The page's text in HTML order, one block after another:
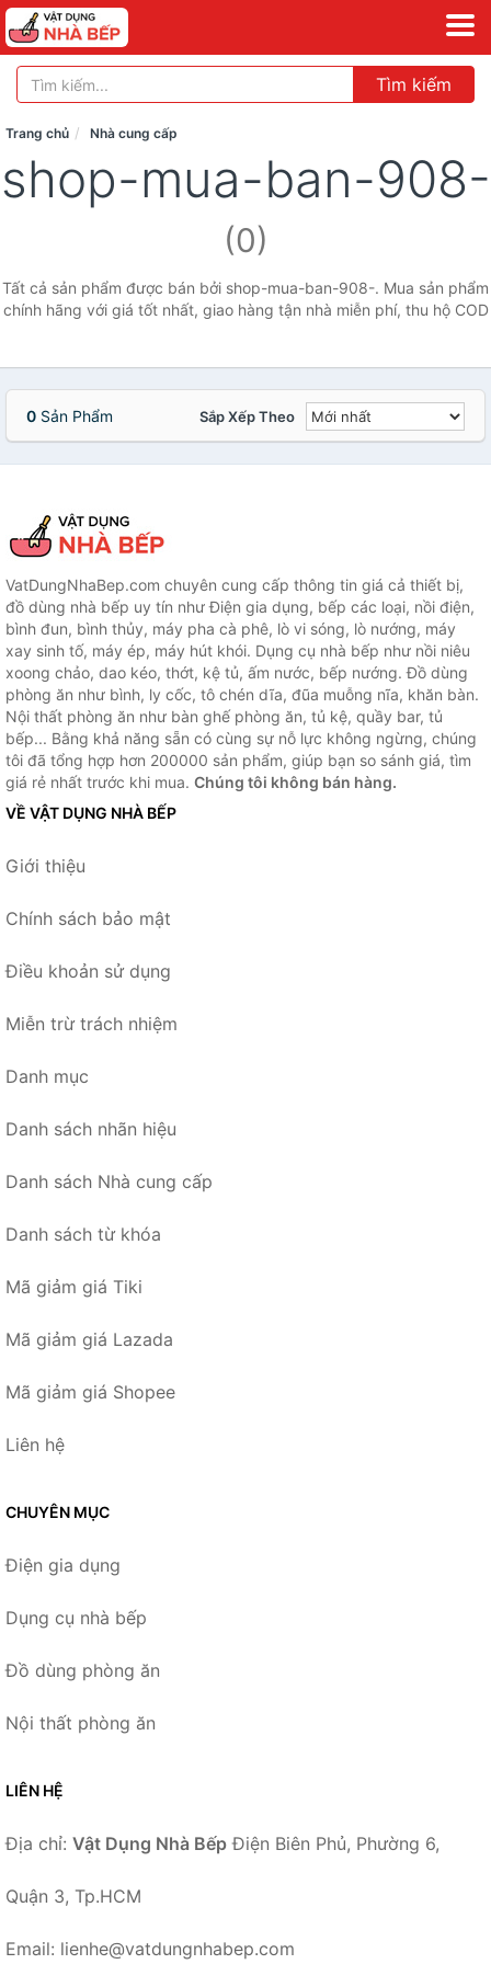
Tìm kiếm
Trang chủ Nhà cung cấp
shop-mua-ban-908-
(0)
Tất cả sản phẩm được bán bởi shop-mua-ban-908-. Mua sản phẩm
chính hãng với giá tốt nhất, giao hàng tận nhà miễn phí, thu hộ COD
0 Sản Phẩm Sắp Xếp Theo
VatDungNhaBep.com chuyên cung cấp thông tin giá cả thiết bị,
đồ dùng nhà bếp uy tín như Điện gia dụng, bếp các loại, nồi điện,
bình đun, bình thủy, máy pha cà phê, lò vi sóng, lò nướng, máy
xay sinh tố, máy ép, máy hút khói. Dụng cụ nhà bếp như nồi niêu
xoong chảo, dao kéo, thớt, kệ tủ, ấm nước, bếp nướng. Đồ dùng
phòng ăn như bình, ly cốc, tô chén dĩa, đũa muỗng nĩa, khăn bàn.
Nội thất phòng ăn như bàn ghế phòng ăn, tủ kệ, quầy bar, tủ
bếp... Bằng khả năng sẵn có cùng sự nỗ lực không ngừng, chúng
tôi đã tổng hợp hơn 200000 sản phẩm, giúp bạn so sánh giá, tìm
giá rẻ nhất trước khi mua. Chúng tôi không bán hàng.
VỀ VẬT DỤNG NHÀ BẾP
Giới thiệu
Chính sách bảo mật
Điều khoản sử dụng
Miễn trừ trách nhiệm
Danh mục
Danh sách nhãn hiệu
Danh sách Nhà cung cấp
Danh sách từ khóa
Mã giảm giá Tiki
Mã giảm giá Lazada
Mã giảm giá Shopee
Liên hệ
CHUYÊN MỤC
Điện gia dụng
Dụng cụ nhà bếp
Đồ dùng phòng ăn
Nội thất phòng ăn
LIÊN HỆ
Địa chỉ: Vật Dụng Nhà Bếp Điện Biên Phủ, Phường 6,
Quận 3, Tp.HCM
Email: lienhe@vatdungnhabep.com